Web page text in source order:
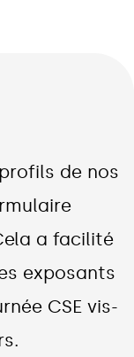
de nos
a facilité
exposants
CSE vis-